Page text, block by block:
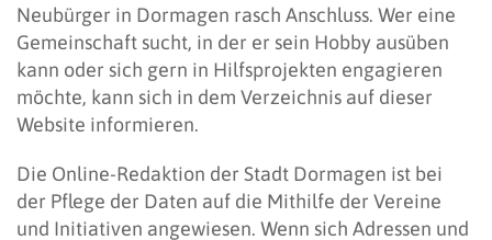
Neubürger in Dormagen rasch Anschluss. Wer eine
Gemeinschaft sucht, in der er sein Hobby ausüben
kann oder sich gern in Hilfsprojekten engagieren
möchte, kann sich in dem Verzeichnis auf dieser
Website informieren.
Die Online-Redaktion der Stadt Dormagen ist bei
der Pflege der Daten auf die Mithilfe der Vereine
und Initiativen angewiesen. Wenn sich Adressen und